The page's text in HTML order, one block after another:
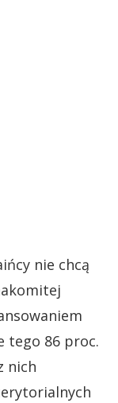
nie chcą
tego 86 proc.
nich